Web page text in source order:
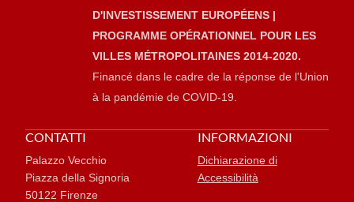
D'INVESTISSEMENT EUROPÉENS |
PROGRAMME OPÉRATIONNEL POUR LES
VILLES MÉTROPOLITAINES 2014-2020.
Financé dans le cadre de la réponse de l'Union
à la pandémie de COVID-19.
CONTATTI
Palazzo Vecchio
Piazza della Signoria
50122 Firenze
INFORMAZIONI
Dichiarazione di
Accessibilità